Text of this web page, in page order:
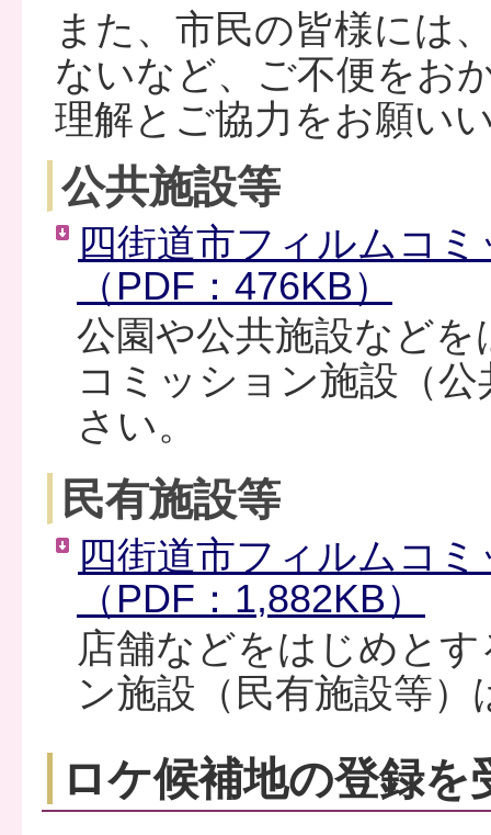
また、市民の皆様には
ないなど、ご不便をお
理解とご協力をお願い
公共施設等
四街道市フィルムコ
（PDF：476KB）
公園や公共施設など
コミッション施設（
さい。
民有施設等
四街道市フィルムコ
（PDF：1,882KB）
店舗などをはじめと
ン施設（民有施設等
ロケ候補地の登録